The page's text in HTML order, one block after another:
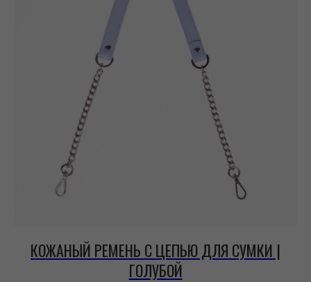
КОЖАНЫЙ РЕМЕНЬ С ЦЕПЬЮ ДЛЯ СУМКИ |
ГОЛУБОЙ